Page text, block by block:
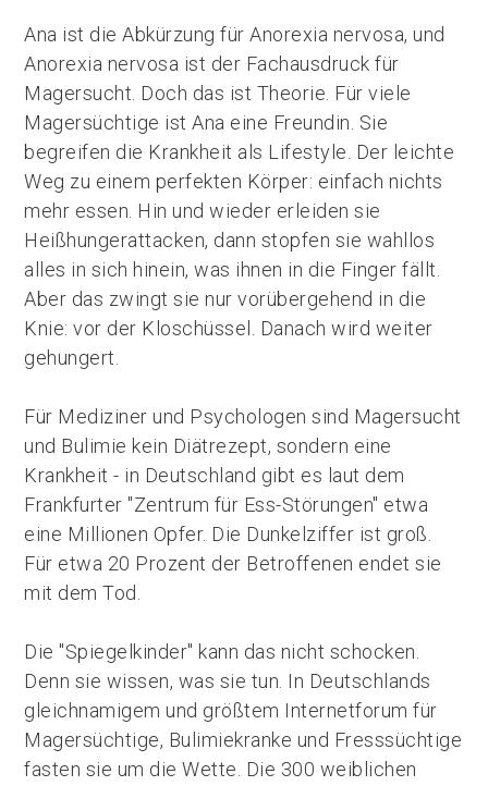
Ana ist die Abkürzung für Anorexia nervosa, und
Anorexia nervosa ist der Fachausdruck für
Magersucht. Doch das ist Theorie. Für viele
Magersüchtige ist Ana eine Freundin. Sie
begreifen die Krankheit als Lifestyle. Der leichte
Weg zu einem perfekten Körper: einfach nichts
mehr essen. Hin und wieder erleiden sie
Heißhungerattacken, dann stopfen sie wahllos
alles in sich hinein, was ihnen in die Finger fällt.
Aber das zwingt sie nur vorübergehend in die
Knie: vor der Kloschüssel. Danach wird weiter
gehungert.
Für Mediziner und Psychologen sind Magersucht
und Bulimie kein Diätrezept, sondern eine
Krankheit - in Deutschland gibt es laut dem
Frankfurter "Zentrum für Ess-Störungen" etwa
eine Millionen Opfer. Die Dunkelziffer ist groß.
Für etwa 20 Prozent der Betroffenen endet sie
mit dem Tod.
Die "Spiegelkinder" kann das nicht schocken.
Denn sie wissen, was sie tun. In Deutschlands
gleichnamigem und größtem Internetforum für
Magersüchtige, Bulimiekranke und Fresssüchtige
fasten sie um die Wette. Die 300 weiblichen